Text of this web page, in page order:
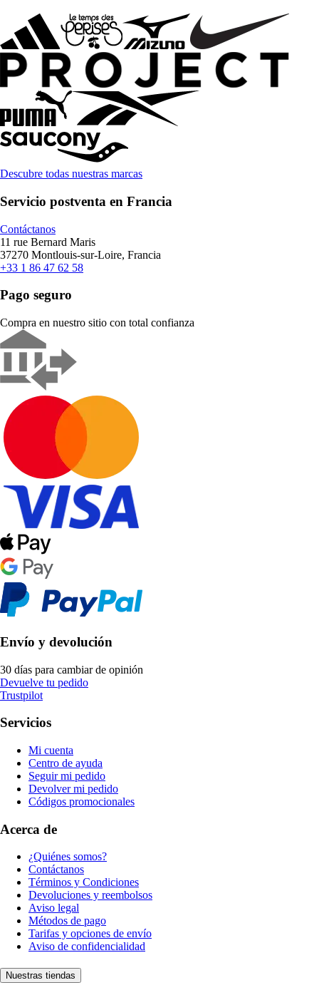
Descubre todas nuestras marcas
Servicio postventa en Francia
Contáctanos
11 rue Bernard Maris
37270 Montlouis-sur-Loire, Francia
+33 1 86 47 62 58
Pago seguro
Compra en nuestro sitio con total confianza
Envío y devolución
30 días para cambiar de opinión
Devuelve tu pedido
Trustpilot
Servicios
Mi cuenta
Centro de ayuda
Seguir mi pedido
Devolver mi pedido
Códigos promocionales
Acerca de
¿Quiénes somos?
Contáctanos
Términos y Condiciones
Devoluciones y reembolsos
Aviso legal
Métodos de pago
Tarifas y opciones de envío
Aviso de confidencialidad
Nuestras tiendas